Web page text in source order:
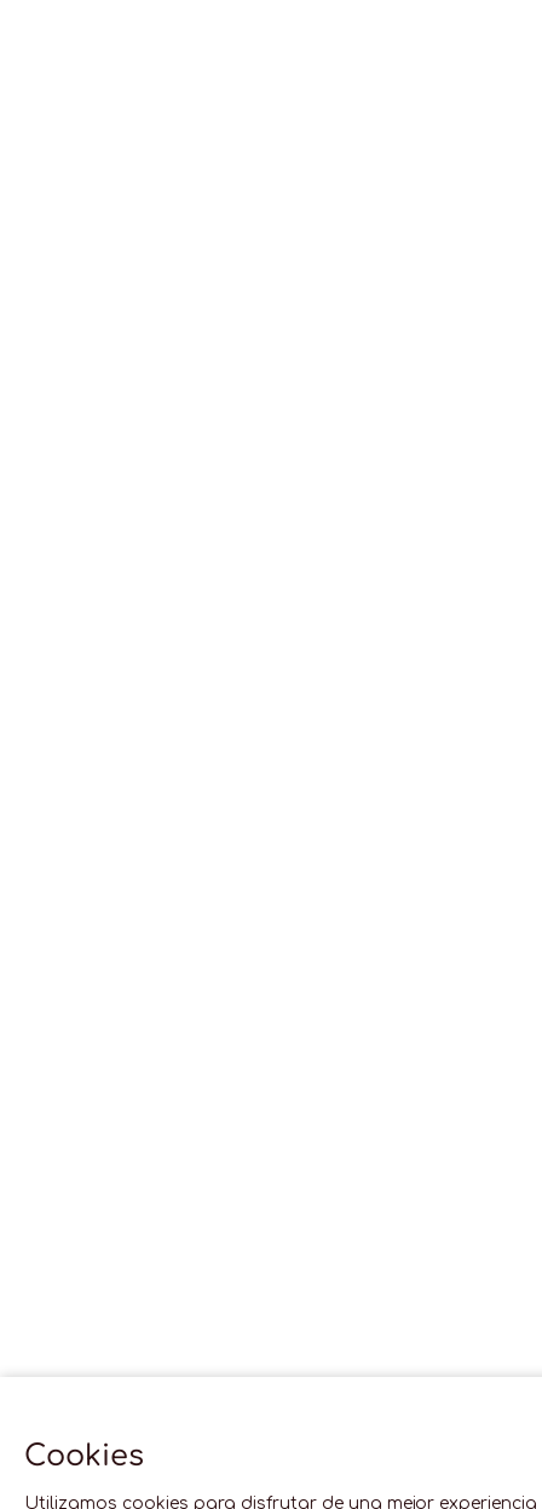
Cookies
Utilizamos cookies para disfrutar de una mejor